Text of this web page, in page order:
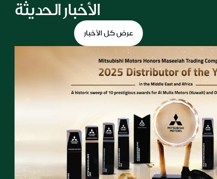
الأخبار الحديثة
عرض كل الأخبار